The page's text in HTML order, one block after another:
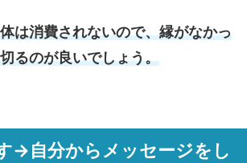
は消費されないので、縁がなかっ
るのが良いでしょう。
→自分からメッセージをし